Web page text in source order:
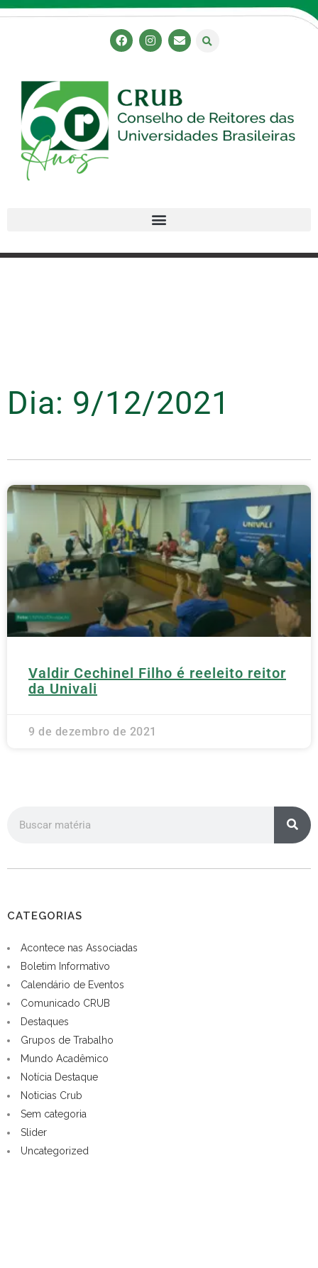
Dia: 9/12/2021
Valdir Cechinel Filho é reeleito reitor
da Univali
9 de dezembro de 2021
CATEGORIAS
Acontece nas Associadas
Boletim Informativo
Calendário de Eventos
Comunicado CRUB
Destaques
Grupos de Trabalho
Mundo Acadêmico
Notícia Destaque
Noticias Crub
Sem categoria
Slider
Uncategorized